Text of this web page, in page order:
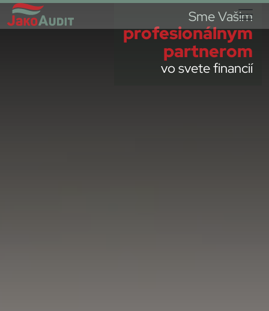
Sme Vašim
profesionálnym
partnerom
vo svete financií